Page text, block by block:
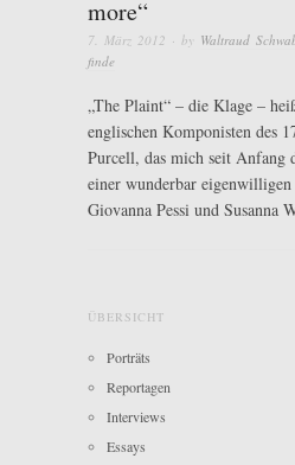
more“
7. März 2012 · by Waltraud
finde
„The Plaint“ – die Klage –
englischen Komponisten des
Purcell, das mich seit Anfang
einer wunderbar
Giovanna Pessi und Susanna
ÜBERSICHT
Porträts
Reportagen
Interviews
Essays